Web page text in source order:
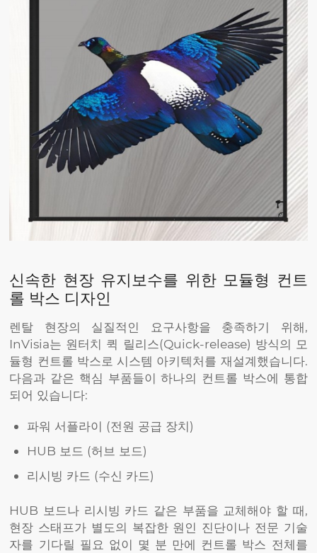
신속한 현장 유지보수를 위한 모듈형 컨트
롤 박스 디자인
렌탈 현장의 실질적인 요구사항을 충족하기 위해,
InVisia는 원터치 퀵 릴리스(Quick-release) 방식의 모
듈형 컨트롤 박스로 시스템 아키텍처를 재설계했습니다.
다음과 같은 핵심 부품들이 하나의 컨트롤 박스에 통합
되어 있습니다:
파워 서플라이 (전원 공급 장치)
HUB 보드 (허브 보드)
리시빙 카드 (수신 카드)
HUB 보드나 리시빙 카드 같은 부품을 교체해야 할 때,
현장 스태프가 별도의 복잡한 원인 진단이나 전문 기술
자를 기다릴 필요 없이 몇 분 만에 컨트롤 박스 전체를